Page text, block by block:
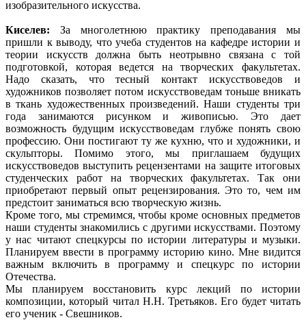
изобразительного искусства.
Киселев: За многолетнюю практику преподавания мы
пришли к выводу, что учеба студентов на кафедре истории и
теории искусств должна быть неотрывно связана с той
подготовкой, которая ведется на творческих факультетах.
Надо сказать, что тесный контакт искусствоведов и
художников позволяет потом искусствоведам тоньше вникать
в ткань художественных произведений. Наши студенты три
года занимаются рисунком и живописью. Это дает
возможность будущим искусствоведам глубже понять свою
профессию. Они постигают ту же кухню, что и художники, и
скульпторы. Помимо этого, мы приглашаем будущих
искусствоведов выступить рецензентами на защите итоговых
студенческих работ на творческих факультетах. Так они
приобретают первый опыт рецензирования. Это то, чем им
предстоит заниматься всю творческую жизнь.
Кроме того, мы стремимся, чтобы кроме основных предметов
наши студенты знакомились с другими искусствами. Поэтому
у нас читают спецкурсы по истории литературы и музыки.
Планируем ввести в программу историю кино. Мне видится
важным включить в программу и спецкурс по истории
Отечества.
Мы планируем восстановить курс лекций по истории
композиции, который читал Н.Н. Третьяков. Его будет читать
его ученик - Свешников.